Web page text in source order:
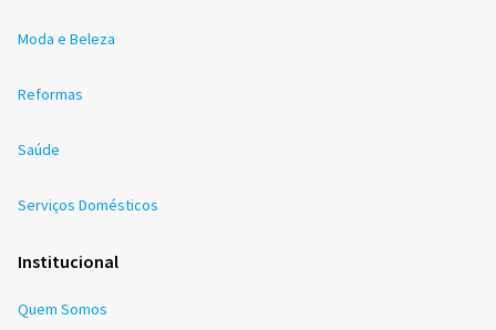
Moda e Beleza
Reformas
Saúde
Serviços Domésticos
Institucional
Quem Somos